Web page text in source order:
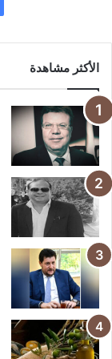
الأكثر مشاهدة